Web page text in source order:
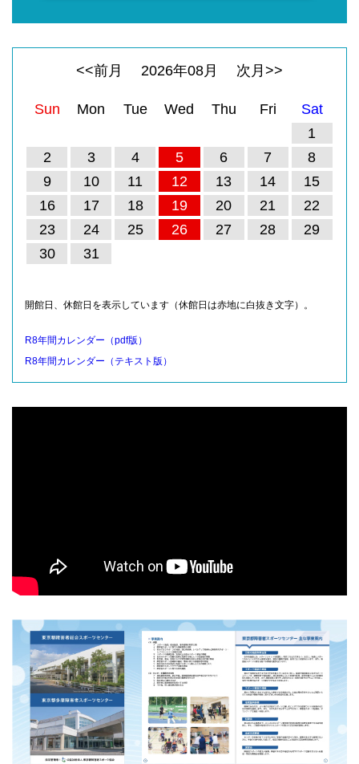
<<前月 2026年08月 次月>>
Sun Mon Tue Wed Thu Fri
Sat
1
2
3 4 5 6 7
8
9
10 11 12 13 14
15
16
17 18 19 20 21
22
23
24 25 26 27 28
29
30
31
開館日、休館日を表示しています（休館日は赤地に白抜き文字）。
R8年間カレンダー（pdf版）
R8年間カレンダー（テキスト版）